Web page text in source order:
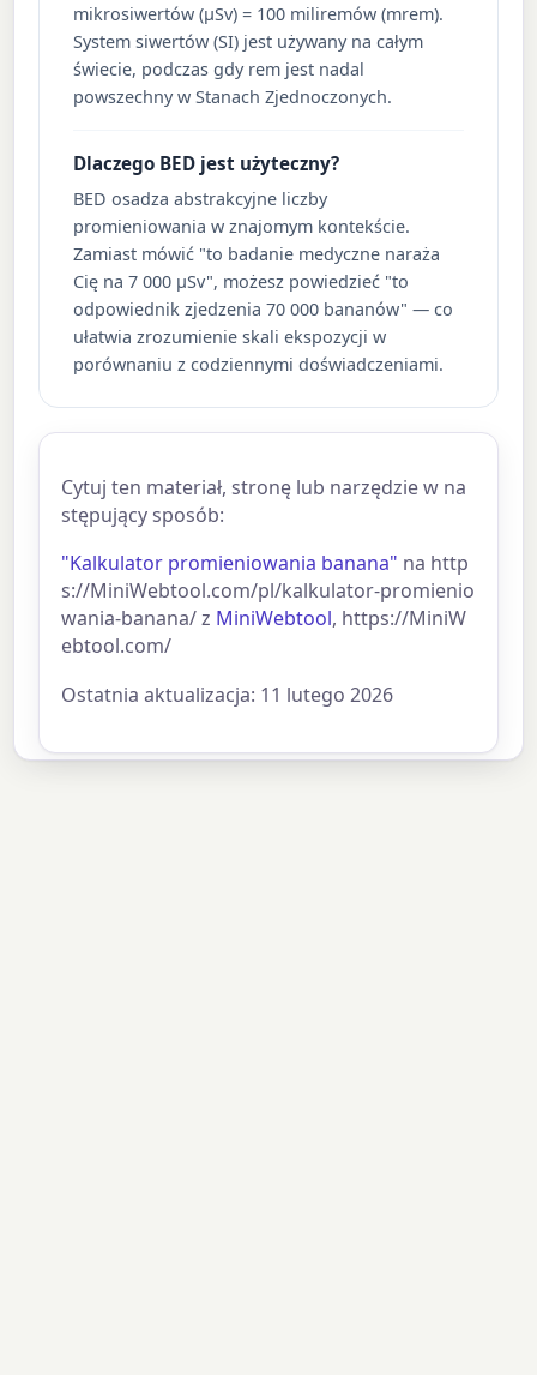
mikrosiwertów (µSv) = 100 miliremów (mrem).
System siwertów (SI) jest używany na całym
świecie, podczas gdy rem jest nadal
powszechny w Stanach Zjednoczonych.
Dlaczego BED jest użyteczny?
BED osadza abstrakcyjne liczby
promieniowania w znajomym kontekście.
Zamiast mówić "to badanie medyczne naraża
Cię na 7 000 µSv", możesz powiedzieć "to
odpowiednik zjedzenia 70 000 bananów" — co
ułatwia zrozumienie skali ekspozycji w
porównaniu z codziennymi doświadczeniami.
Cytuj ten materiał, stronę lub narzędzie w na
stępujący sposób:
"Kalkulator promieniowania banana" na http
s://MiniWebtool.com/pl/kalkulator-promienio
wania-banana/ z MiniWebtool, https://MiniW
ebtool.com/
Ostatnia aktualizacja: 11 lutego 2026